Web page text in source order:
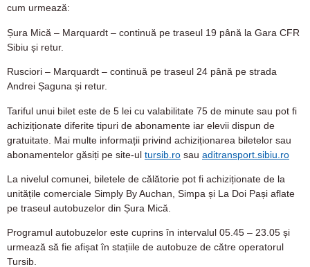
cum urmează:
Șura Mică – Marquardt – continuă pe traseul 19 până la Gara CFR
Sibiu și retur.
Rusciori – Marquardt – continuă pe traseul 24 până pe strada
Andrei Șaguna și retur.
Tariful unui bilet este de 5 lei cu valabilitate 75 de minute sau pot fi
achiziționate diferite tipuri de abonamente iar elevii dispun de
gratuitate. Mai multe informații privind achiziționarea biletelor sau
abonamentelor găsiți pe site-ul tursib.ro sau aditransport.sibiu.ro
La nivelul comunei, biletele de călătorie pot fi achiziționate de la
unitățile comerciale Simply By Auchan, Simpa și La Doi Pași aflate
pe traseul autobuzelor din Șura Mică.
Programul autobuzelor este cuprins în intervalul 05.45 – 23.05 și
urmează să fie afișat în stațiile de autobuze de către operatorul
Tursib.